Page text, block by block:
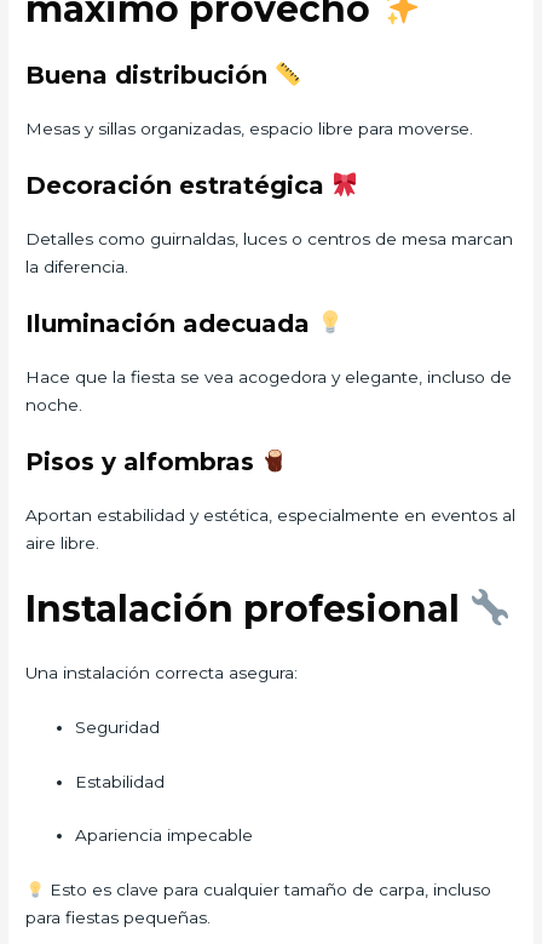
máximo provecho
Buena distribución
Mesas y sillas organizadas, espacio libre para moverse.
Decoración estratégica
Detalles como guirnaldas, luces o centros de mesa marcan
la diferencia.
Iluminación adecuada
Hace que la fiesta se vea acogedora y elegante, incluso de
noche.
Pisos y alfombras
Aportan estabilidad y estética, especialmente en eventos al
aire libre.
Instalación profesional
Una instalación correcta asegura:
Seguridad
Estabilidad
Apariencia impecable
Esto es clave para cualquier tamaño de carpa, incluso
para fiestas pequeñas.